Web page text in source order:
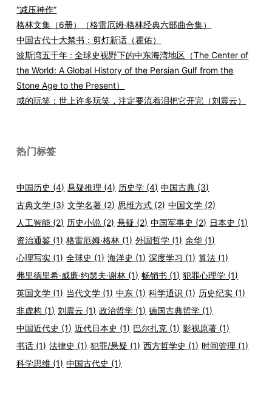
“减压神作”
格林文集（6册）（格雷厄姆·格林经典六部曲合集）
中国古代十大禁书：剪灯新话（瞿佑）
波斯湾五千年 : 全球史视野下的中东海湾地区（The Center of
the World: A Global History of the Persian Gulf from the
Stone Age to the Present）
咸的玩笑：世上许多玩笑，注定要流着泪把它开完（刘震云）
热门标签
中国历史 (4) 悬疑推理 (4) 历史学 (4) 中国古典 (3)
古典文学 (3) 文学名著 (2) 思维方式 (2) 中国文学 (2)
人工智能 (2) 历史小说 (2) 悬疑 (2) 中国军事史 (2) 日本史 (1)
资治通鉴 (1) 格雷厄姆·格林 (1) 外国哲学 (1) 余华 (1)
心理写实 (1) 全球史 (1) 海洋史 (1) 深度学习 (1) 算法 (1)
弗里德里希·威廉·约瑟夫·谢林 (1) 畅销书 (1) 犯罪心理学 (1)
英国文学 (1) 当代文学 (1) 中东 (1) 科学通识 (1) 历史纪实 (1)
非虚构 (1) 刘震云 (1) 政治哲学 (1) 德国古典哲学 (1)
中国近代史 (1) 近代日本史 (1) 巴尔扎克 (1) 影视原著 (1)
书话 (1) 法律史 (1) 犯罪/悬疑 (1) 西方哲学史 (1) 时间管理 (1)
科学思维 (1) 中国古代史 (1)